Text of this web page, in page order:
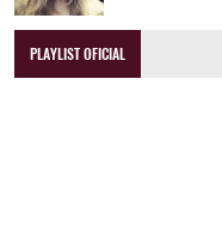
PLAYLIST OFICIAL